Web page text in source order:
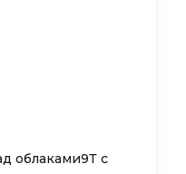
облаками9Т c